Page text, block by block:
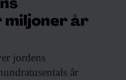
år
jordens
år